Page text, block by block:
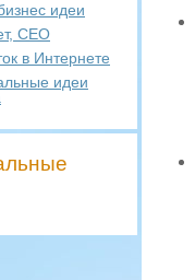
идеи
СЕО
в Интернете
идеи